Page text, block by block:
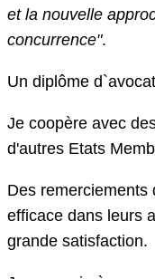
et la nouvelle
concurrence".
Un diplôme
Je coopère avec
d'autres Etats
Des remerciements
efficace dans leurs
grande satisfaction.